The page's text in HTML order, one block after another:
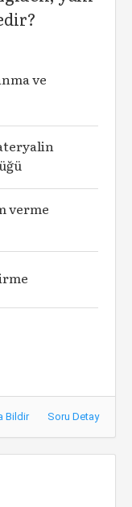
ve
verme
Bildir Soru Detay